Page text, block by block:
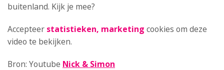
buitenland. Kijk je mee?
Accepteer statistieken, marketing cookies om deze
video te bekijken.
Bron: Youtube Nick & Simon